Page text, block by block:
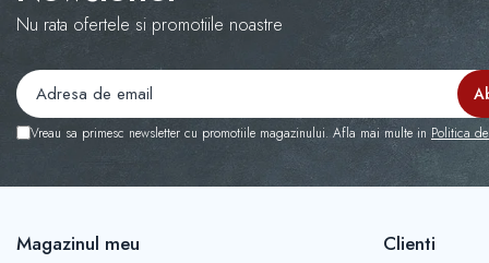
Capace janta VW
Capace jante Mercedes-Benz
Capace jante Renault
Capace jante Seat
Capace roti
Capace r13 Alfa Romeo
Nu rata ofertele si promotiile noastre
Vreau sa primesc newsletter cu promotiile magazinului. Afla mai multe in Politica
Magazinul meu Clienti